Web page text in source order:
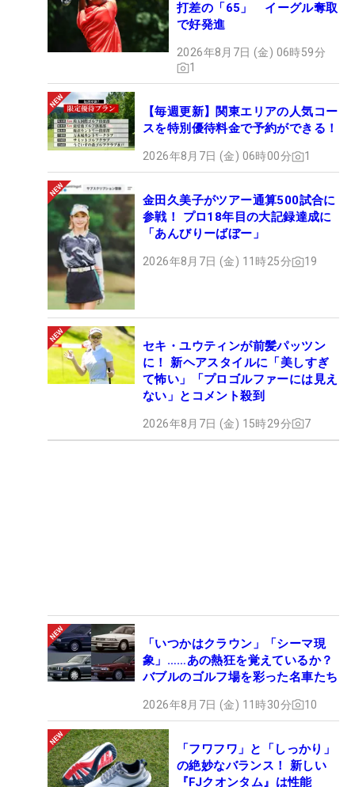
打差の「65」 イーグル奪取
で好発進
2026年8月7日 (金) 06時59分
1
【毎週更新】関東エリアの人気コー
スを特別優待料金で予約ができる！
2026年8月7日 (金) 06時00分 1
金田久美子がツアー通算500試合に
参戦！ プロ18年目の大記録達成に
「あんびりーばぼー」
2026年8月7日 (金) 11時25分 19
セキ・ユウティンが前髪パッツン
に！ 新ヘアスタイルに「美しすぎ
て怖い」「プロゴルファーには見え
ない」とコメント殺到
2026年8月7日 (金) 15時29分 7
「いつかはクラウン」「シーマ現
象」……あの熱狂を覚えているか？
バブルのゴルフ場を彩った名車たち
2026年8月7日 (金) 11時30分 10
「フワフワ」と「しっかり」
の絶妙なバランス！ 新しい
『FJクオンタム』は性能